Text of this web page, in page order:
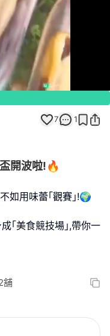
7 1
開波啦!🔥
如用味蕾｢觀賽｣!🌍
｢美食競技場｣,帶你一
舖